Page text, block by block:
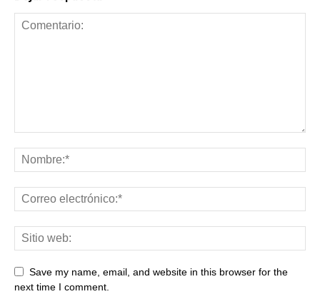
Save my name, email, and website in this browser for the
next time I comment.